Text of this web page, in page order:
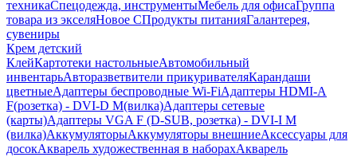
техникаСпецодежда, инструментыМебель для офисаГруппа
товара из экселяНовое СПродукты питанияГалантерея,
сувениры
Крем детский
КлейКартотеки настольныеАвтомобильный
инвентарьАвторазветвители прикуривателяКарандаши
цветныеАдаптеры беспроводные Wi-FiАдаптеры HDMI-A
F(розетка) - DVI-D M(вилка)Адаптеры сетевые
(карты)Адаптеры VGA F (D-SUB, розетка) - DVI-I M
(вилка)АккумуляторыАккумуляторы внешниеАксессуары для
досокАкварель художественная в наборахАкварель